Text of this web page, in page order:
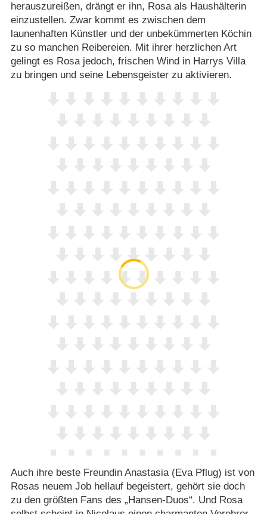
herauszureißen, drängt er ihn, Rosa als Haushälterin
einzustellen. Zwar kommt es zwischen dem
launenhaften Künstler und der unbekümmerten Köchin
zu so manchen Reibereien. Mit ihrer herzlichen Art
gelingt es Rosa jedoch, frischen Wind in Harrys Villa
zu bringen und seine Lebensgeister zu aktivieren.
Auch ihre beste Freundin Anastasia (Eva Pflug) ist von
Rosas neuem Job hellauf begeistert, gehört sie doch
zu den größten Fans des „Hansen-Duos“. Und Rosa